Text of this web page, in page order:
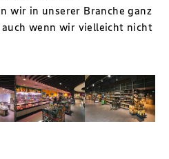
wir in unserer Branche ganz
wenn wir vielleicht nicht